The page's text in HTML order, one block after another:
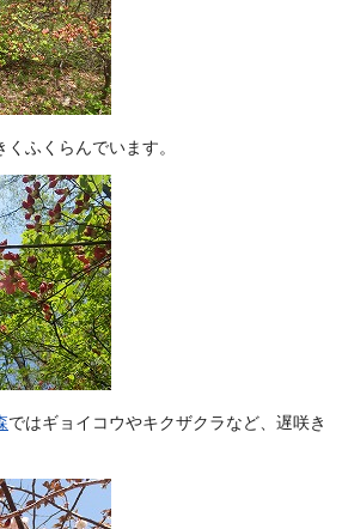
ふくらんでいます。
ではギョイコウやキクザクラなど、遅咲き